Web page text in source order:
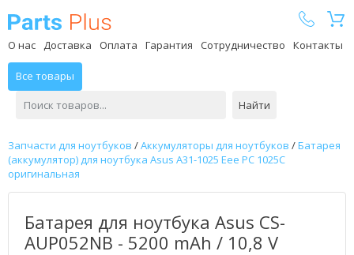
О нас Доставка Оплата Гарантия Сотрудничество Контакты
Все товары
Найти
Запчасти для ноутбуков /Аккумуляторы для ноутбуков /Батарея
(аккумулятор) для ноутбука Asus A31-1025 Eee PC 1025C
оригинальная
Батарея для ноутбука Asus CS-
AUP052NB - 5200 mAh / 10,8 V